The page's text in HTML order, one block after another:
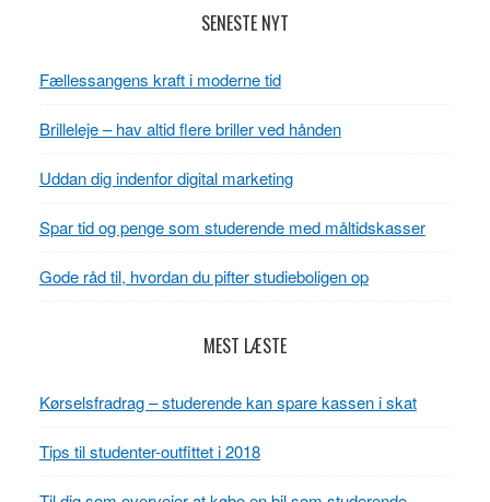
Læserinteraktioner
SENESTE NYT
Fællessangens kraft i moderne tid
Brilleleje – hav altid flere briller ved hånden
Uddan dig indenfor digital marketing
Spar tid og penge som studerende med måltidskasser
Gode råd til, hvordan du pifter studieboligen op
MEST LÆSTE
Kørselsfradrag – studerende kan spare kassen i skat
Tips til studenter-outfittet i 2018